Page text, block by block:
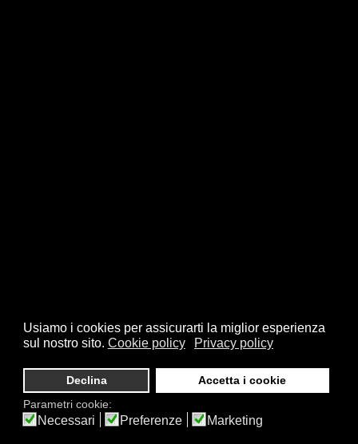
Usiamo i cookies per assicurarti la miglior esperienza
sul nostro sito. Cookie policy Privacy policy
Declina
Accetta i cookie
Parametri cookie:
Necessari Preferenze Marketing